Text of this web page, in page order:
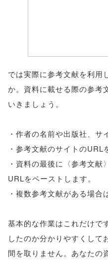
では実際に参考文献を利用
か。資料に載せる際の参考
いきましょう。
・作者の名前や出版社、サ
・参考文献のサイトのURL
・資料の最後に〈参考文献
URLをペーストします。
・複数参考文献がある場合
基本的な作業はこれだけで
したのか分かりやすくして
間を取りません。あなたの